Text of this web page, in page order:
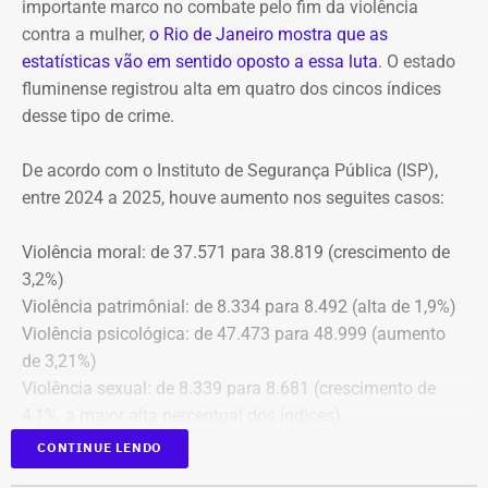
importante marco no combate pelo fim da violência
contra a mulher, o Rio de Janeiro mostra que as
estatísticas vão em sentido oposto a essa luta. O estado
fluminense registrou alta em quatro dos cincos índices
desse tipo de crime.
De acordo com o Instituto de Segurança Pública (ISP),
entre 2024 a 2025, houve aumento nos seguites casos:
Violência moral: de 37.571 para 38.819 (crescimento de
3,2%)
Violência patrimônial: de 8.334 para 8.492 (alta de 1,9%)
Violência psicológica: de 47.473 para 48.999 (aumento
de 3,21%)
Violência sexual: de 8.339 para 8.681 (crescimento de
A única estatística que apresentou queda foi a de
violência física, que passou de 43.743 em 2024 para
CONTINUE LENDO